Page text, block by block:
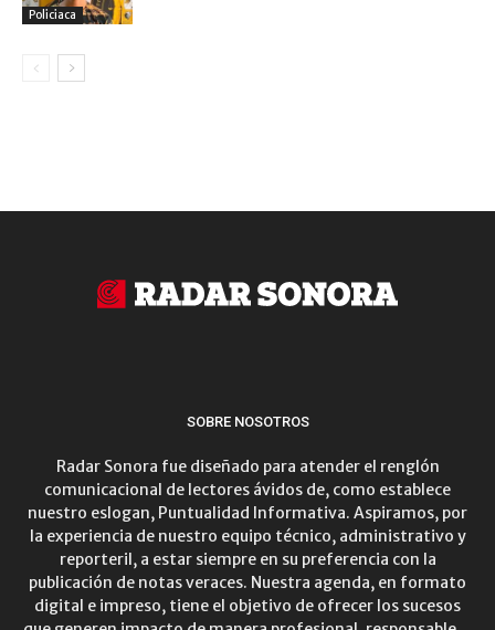
Policiaca
SOBRE NOSOTROS
Radar Sonora fue diseñado para atender el renglón
comunicacional de lectores ávidos de, como establece
nuestro eslogan, Puntualidad Informativa. Aspiramos, por
la experiencia de nuestro equipo técnico, administrativo y
reporteril, a estar siempre en su preferencia con la
publicación de notas veraces. Nuestra agenda, en formato
digital e impreso, tiene el objetivo de ofrecer los sucesos